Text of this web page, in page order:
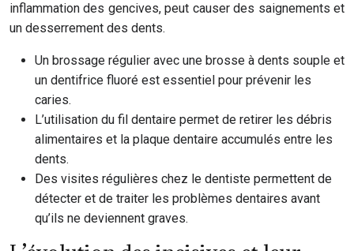
inflammation des gencives, peut causer des saignements et
un desserrement des dents.
Un brossage régulier avec une brosse à dents souple et
un dentifrice fluoré est essentiel pour prévenir les
caries.
L’utilisation du fil dentaire permet de retirer les débris
alimentaires et la plaque dentaire accumulés entre les
dents.
Des visites régulières chez le dentiste permettent de
détecter et de traiter les problèmes dentaires avant
qu’ils ne deviennent graves.